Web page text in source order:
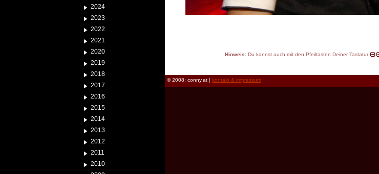
2024
2023
2022
2021
2020
2019
2018
2017
2016
2015
2014
2013
2012
2011
2010
Hinweis:Du kannst auch mit den Pfeiltasten Deiner Tastatur
© 2008: conny.at | kontakt & impressum